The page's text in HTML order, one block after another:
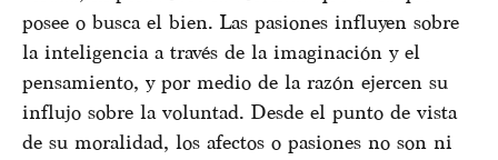
posee o busca el bien. Las pasiones influyen sobre
la inteligencia a través de la imaginación y el
pensamiento, y por medio de la razón ejercen su
influjo sobre la voluntad. Desde el punto de vista
de su moralidad, los afectos o pasiones no son ni